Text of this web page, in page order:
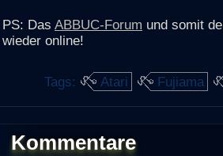
PS: Das ABBUC-Forum und somit
wieder online!
Tags: Atari Fujiama
Kommentare